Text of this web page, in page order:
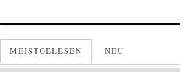
MEISTGELESEN NEU